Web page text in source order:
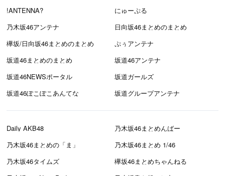
!ANTENNA?
にゅーぷる
乃木坂46アンテナ
日向坂46まとめのまとめ
欅坂/日向坂46まとめのまとめ
ぷぅアンテナ
坂道46まとめのまとめ
坂道46アンテナ
坂道46NEWSポータル
坂道ガールズ
坂道46ぽこぽこあんてな
坂道グループアンテナ
Daily AKB48
乃木坂46まとめんばー
乃木坂46まとめの「ま」
乃木坂46まとめ 1/46
乃木坂46タイムズ
欅坂46まとめちゃんねる